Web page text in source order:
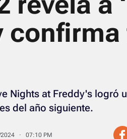
Nights at Freddy's logró
del año siguiente.
2024 · 07:10 PM